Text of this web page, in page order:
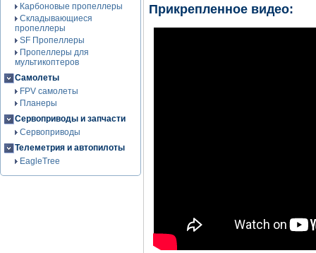
Карбоновые пропеллеры
Складывающиеся
пропеллеры
SF Пропеллеры
Пропеллеры для
мультикоптеров
Самолеты
FPV самолеты
Планеры
Сервоприводы и запчасти
Сервоприводы
Телеметрия и автопилоты
EagleTree
Прикрепленное видео: